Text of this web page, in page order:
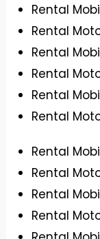
Rental
Rental
Rental
Rental
Rental
Rental
Rental
Rental
Rental
Rental